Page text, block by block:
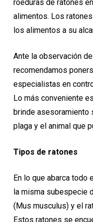
roeduras de ratones
alimentos. Los
los alimentos a su
Ante la observación
recomendamos
especialistas en
Lo más conveniente
brinde asesoramiento
plaga y el animal que
Tipos de ratones
En lo que abarca todo
la misma subespecie
(Mus musculus) y el
Estos ratones se